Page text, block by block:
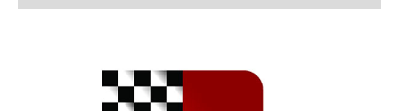
individueller als je zuvor.